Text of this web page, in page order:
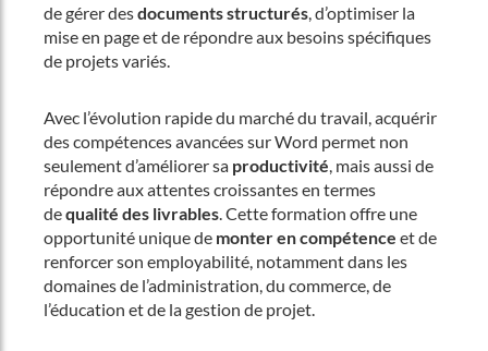
de gérer desdocuments structurés, d’optimiser la
mise en page et de répondre aux besoins spécifiques
de projets variés.
Avec l’évolution rapide du marché du travail, acquérir
des compétences avancées sur Word permet non
seulement d’améliorer sa productivité, mais aussi de
répondre aux attentes croissantes en termes
dequalité des livrables. Cette formation offre une
opportunité unique de monter en compétence et de
renforcer son employabilité, notamment dans les
domaines de l’administration, du commerce, de
l’éducation et de la gestion de projet.